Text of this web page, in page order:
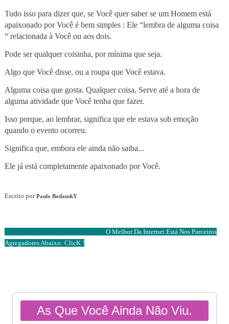
Tudo isso para dizer que, se Você quer saber se um Homem está
apaixonado por Você é bem simples : Ele “lembra de alguma coisa
“ relacionada à Você ou aos dois.
Pode ser qualquer coisinha, por mínima que seja.
Algo que Você disse, ou a roupa que Você estava.
Alguma coisa que gosta. Qualquer coisa. Serve até a hora de
alguma atividade que Você tenha que fazer.
Isso porque, ao lembrar, significa que ele estava sob emoção
quando o evento ocorreu.
Significa que, embora ele ainda não saiba...
Ele já está completamente apaixonado por Você.
Escrito porPaulo BodanskY
O Melhor Da Internet Está Nos Parceiros
Agregadores Abaixo: ClicK !
As Que Você Ainda Não Viu.